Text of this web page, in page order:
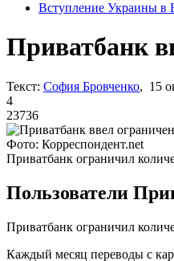
Вступление Украины в
Приватбанк
Текст: София Бровченко, 15
4
23736
Фото: Корреспондент.net
Приватбанк ограничил
Пользователи
Приватбанк ограничил
Каждый месяц переводы с